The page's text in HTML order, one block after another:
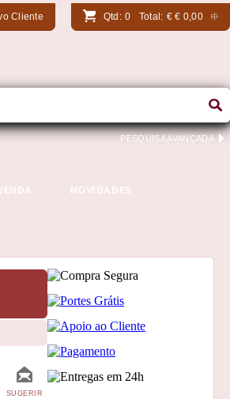
Cliente Qtd: 0 Total: €€ 0,00
PESQUISA AVANÇADA
NOVIDADES
SUGERIR